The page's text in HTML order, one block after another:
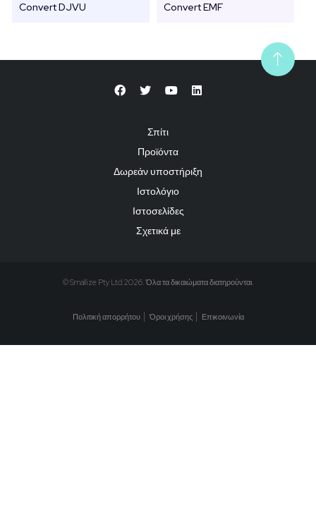
Convert DJVU Convert EMF
Σπίτι
Προϊόντα
Δωρεάν υποστήριξη
Ιστολόγιο
Ιστοσελίδες
Σχετικά με
© Smallize Pty Ltd 2026. Όλα τα δικαιώματα διατηρούνται.
Πολιτική απορρήτου Όροι χρήσης Επικοινωνία